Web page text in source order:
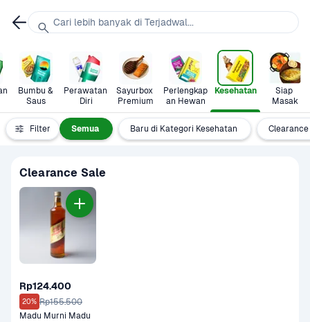
Bumbu &
Saus
Perawatan
Diri
Sayurbox
Premium
Perlengkap
an Hewan
Kesehatan
Siap
Masak
Filter Semua Baru di Kategori Kesehatan
Clearance Sale
Rp124.400
20% Rp155.500
Madu Murni Madu
Cari lebih banyak di Terjadwal...